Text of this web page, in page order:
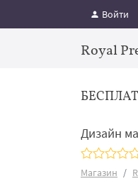
Войти
Royal
Дизайн
Магазин